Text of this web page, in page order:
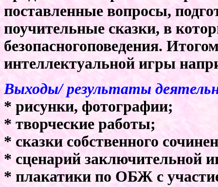
поставленные вопросы,
поучительные сказки, в
безопасногоповедения.
интеллектуальной игры
Выходы/ результаты
* рисунки, фотографии;
* творческие работы;
* сказки собственного
* сценарий заключительной
* плакатики по ОБЖ с